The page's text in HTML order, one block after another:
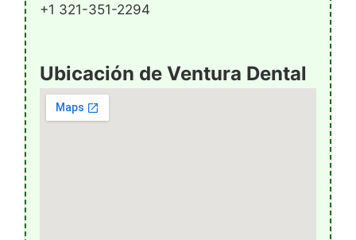
+1 321-351-2294
Ubicación de Ventura Dental